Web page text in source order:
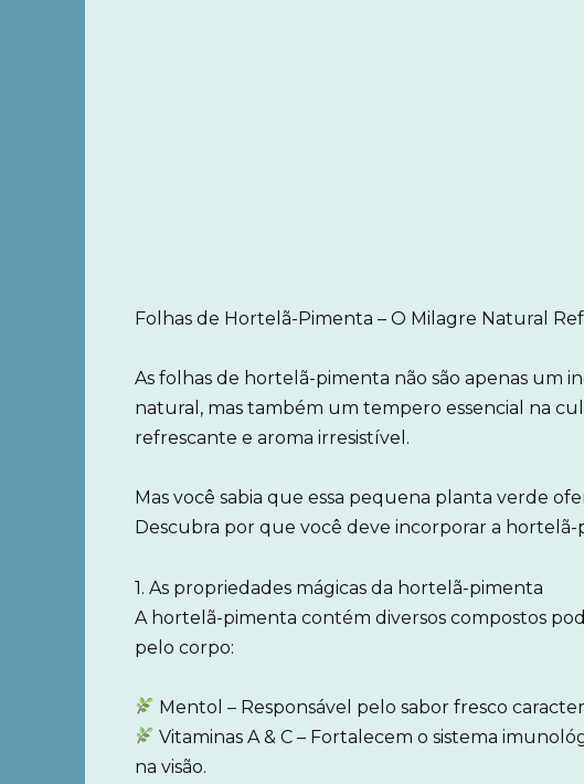
Folhas de Hortelã-Pimenta – O Milagre Natural
As folhas de hortelã-pimenta não são apenas um
natural, mas também um tempero essencial na
refrescante e aroma irresistível.
Mas você sabia que essa pequena planta verde
Descubra por que você deve incorporar a hortelã-
1. As propriedades mágicas da hortelã-pimenta
A hortelã-pimenta contém diversos compostos
pelo corpo:
Mentol – Responsável pelo sabor fresco
Vitaminas A & C – Fortalecem o sistema
na visão.